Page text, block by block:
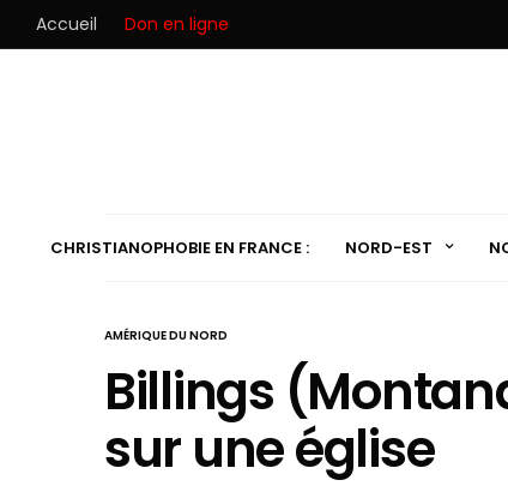
Accueil Don en ligne
CHRISTIANOPHOBIE EN FRANCE : NORD-EST
AMÉRIQUE DU NORD
Billings
sur une église